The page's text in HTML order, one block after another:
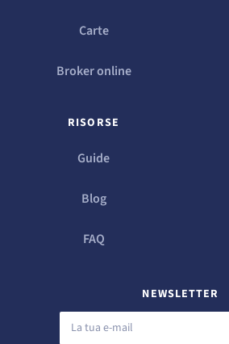
Carte
Broker online
RISORSE
Guide
Blog
FAQ
NEWSLETTER